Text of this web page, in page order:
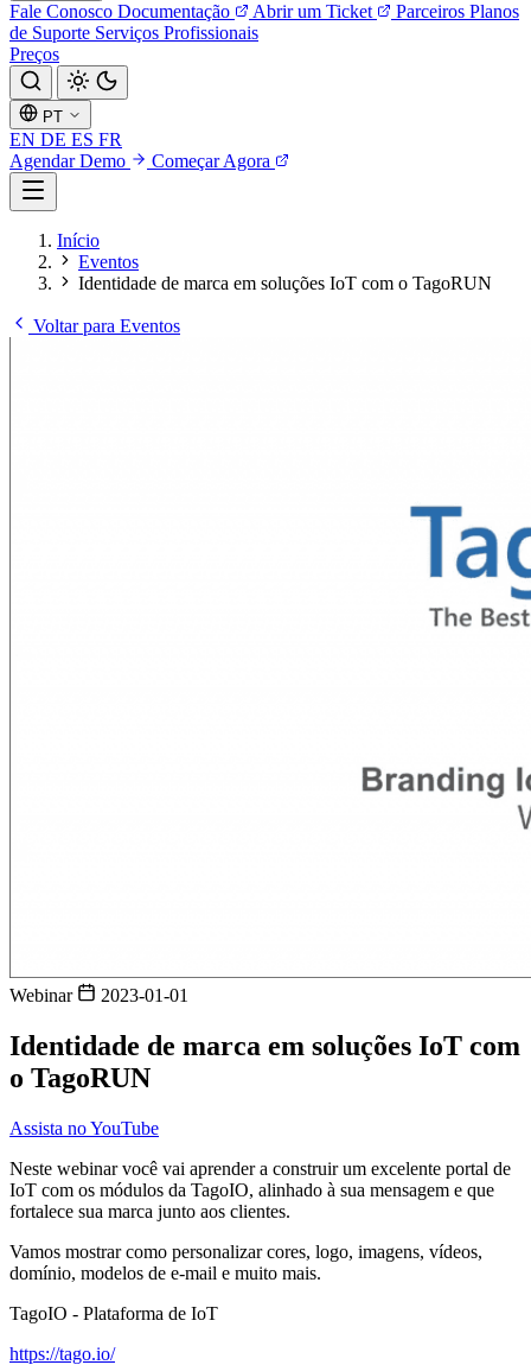
Fale Conosco Documentação Abrir um Ticket Parceiros Planos
de Suporte Serviços Profissionais
Preços
PT
EN DE ES FR
Agendar Demo
Começar Agora
Início
Eventos
Identidade de marca em soluções IoT com o TagoRUN
Voltar para Eventos
Webinar 2023-01-01
Identidade de marca em soluções IoT com
o TagoRUN
Assista no YouTube
Neste webinar você vai aprender a construir um excelente portal de
IoT com os módulos da TagoIO, alinhado à sua mensagem e que
fortalece sua marca junto aos clientes.
Vamos mostrar como personalizar cores, logo, imagens, vídeos,
domínio, modelos de e-mail e muito mais.
TagoIO - Plataforma de IoT
https://tago.io/